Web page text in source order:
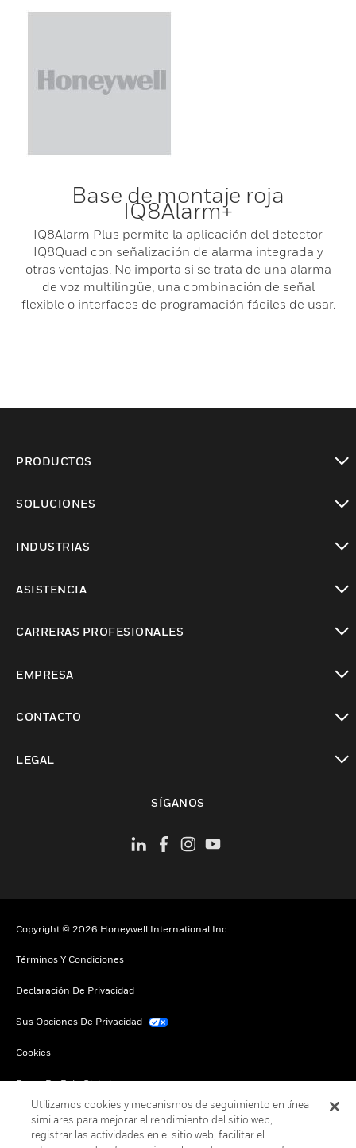
Base de montaje roja
IQ8Alarm+
IQ8Alarm Plus permite la aplicación del detector
IQ8Quad con señalización de alarma integrada y
otras ventajas. No importa si se trata de una alarma
de voz multilingüe, una combinación de señal
flexible o interfaces de programación fáciles de usar.
PRODUCTOS
SOLUCIONES
INDUSTRIAS
ASISTENCIA
CARRERAS PROFESIONALES
EMPRESA
CONTACTO
LEGAL
SÍGANOS
Copyright © 2026 Honeywell International Inc.
Términos Y Condiciones
Declaración De Privacidad
Sus Opciones De Privacidad
Cookies
Darse De Baja Global
Utilizamos cookies y mecanismos de seguimiento en línea
similares para mejorar el rendimiento del sitio web,
registrar las actividades en el sitio web, facilitar el